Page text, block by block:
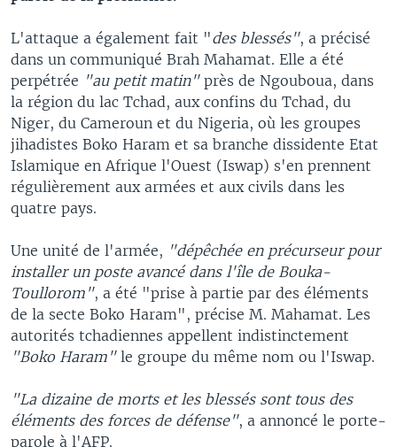
L'attaque a également fait "des blessés", a précisé
dans un communiqué Brah Mahamat. Elle a été
perpétrée "au petit matin"près de Ngouboua, dans
la région du lac Tchad, aux confins du Tchad, du
Niger, du Cameroun et du Nigeria, où les groupes
jihadistes Boko Haram et sa branche dissidente Etat
Islamique en Afrique l'Ouest (Iswap) s'en prennent
régulièrement aux armées et aux civils dans les
quatre pays.
Une unité de l'armée, "dépêchée en précurseur pour
installer un poste avancé dans l'île de Bouka-
Toullorom", a été "prise à partie par des éléments
de la secte Boko Haram", précise M. Mahamat. Les
autorités tchadiennes appellent indistinctement
"Boko Haram"le groupe du même nom ou l'Iswap.
"La dizaine de morts et les blessés sont tous des
éléments des forces de défense", a annoncé le porte-
parole à l'AFP.